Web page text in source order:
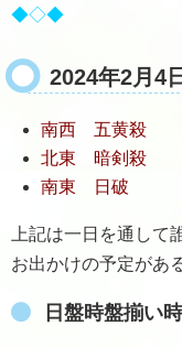
◆◇◆
2024年2月4
南西 五黄殺
北東 暗剣殺
南東 日破
上記は一日を通して
お出かけの予定があ
日盤時盤揃い